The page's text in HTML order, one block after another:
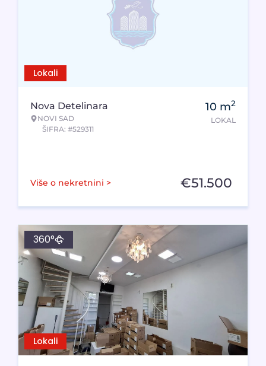
Lokali
Nova Detelinara
NOVI SAD
ŠIFRA: #529311
10 m2
LOKAL
Više o nekretnini > €51.500
Lokali
360°